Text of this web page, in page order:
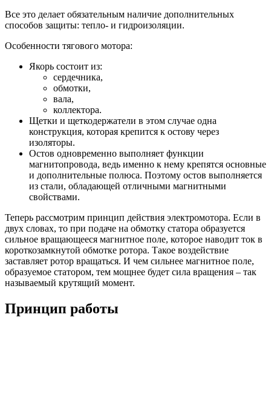
Все это делает обязательным наличие дополнительных
способов защиты: тепло- и гидроизоляции.
Особенности тягового мотора:
Якорь состоит из:
сердечника,
обмотки,
вала,
коллектора.
Щетки и щеткодержатели в этом случае одна
конструкция, которая крепится к остову через
изоляторы.
Остов одновременно выполняет функции
магнитопровода, ведь именно к нему крепятся основные
и дополнительные полюса. Поэтому остов выполняется
из стали, обладающей отличными магнитными
свойствами.
Теперь рассмотрим принцип действия электромотора. Если в
двух словах, то при подаче на обмотку статора образуется
сильное вращающееся магнитное поле, которое наводит ток в
короткозамкнутой обмотке ротора. Такое воздействие
заставляет ротор вращаться. И чем сильнее магнитное поле,
образуемое статором, тем мощнее будет сила вращения – так
называемый крутящий момент.
Принцип работы